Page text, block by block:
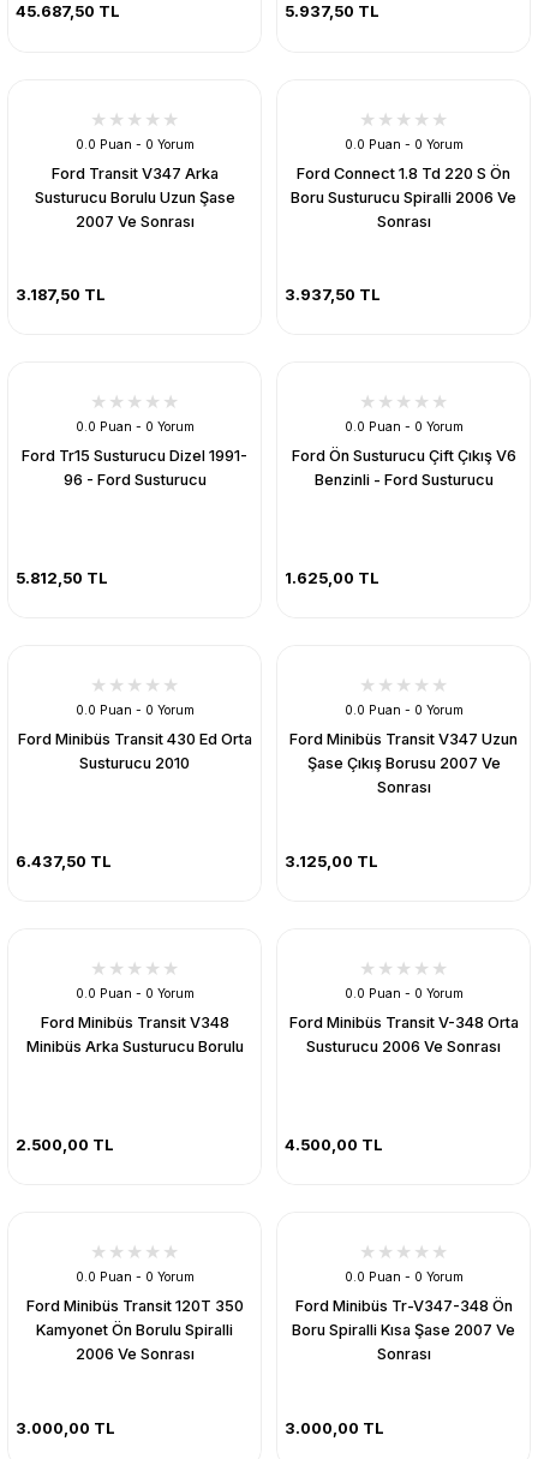
45.687,50 TL 5.937,50 TL
0.0 Puan - 0 Yorum
Ford Transit V347 Arka
Susturucu Borulu Uzun Şase
2007 Ve Sonrası
3.187,50 TL
0.0 Puan - 0 Yorum
Ford Connect 1.8 Td 220 S Ön
Boru Susturucu Spiralli 2006 Ve
Sonrası
3.937,50 TL
0.0 Puan - 0 Yorum
Ford Tr15 Susturucu Dizel 1991-
96 - Ford Susturucu
5.812,50 TL
0.0 Puan - 0 Yorum
Ford Ön Susturucu Çift Çıkış V6
Benzinli - Ford Susturucu
1.625,00 TL
0.0 Puan - 0 Yorum
Ford Minibüs Transit 430 Ed Orta
Susturucu 2010
6.437,50 TL
0.0 Puan - 0 Yorum
Ford Minibüs Transit V347 Uzun
Şase Çıkış Borusu 2007 Ve
Sonrası
3.125,00 TL
0.0 Puan - 0 Yorum
Ford Minibüs Transit V348
Minibüs Arka Susturucu Borulu
2.500,00 TL
0.0 Puan - 0 Yorum
Ford Minibüs Transit V-348 Orta
Susturucu 2006 Ve Sonrası
4.500,00 TL
0.0 Puan - 0 Yorum
Ford Minibüs Transit 120T 350
Kamyonet Ön Borulu Spiralli
2006 Ve Sonrası
3.000,00 TL
0.0 Puan - 0 Yorum
Ford Minibüs Tr-V347-348 Ön
Boru Spiralli Kısa Şase 2007 Ve
Sonrası
3.000,00 TL